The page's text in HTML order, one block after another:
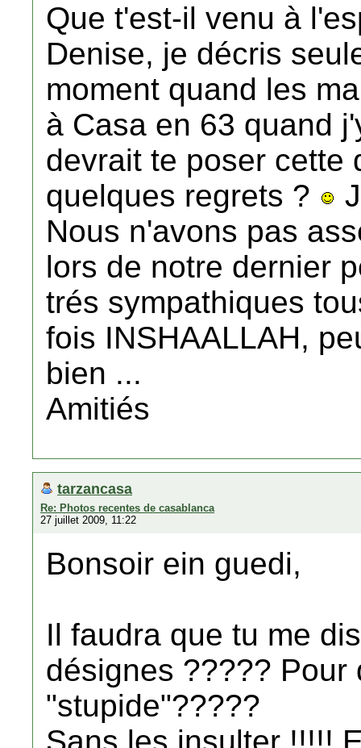
Que t'est-il venu à
Denise, je décris
moment quand les
à Casa en 63 quand
devrait te poser cette
quelques regrets ?
Nous n'avons pas
lors de notre dernier
trés sympathiques
fois INSHAALLAH,
bien ...
Amitiés
tarzancasa
Re: Photos recentes de casablanca
27 juillet 2009, 11:22
Bonsoir ein guedi,
Il faudra que tu me
désignes ????? Pour
"stupide"?????